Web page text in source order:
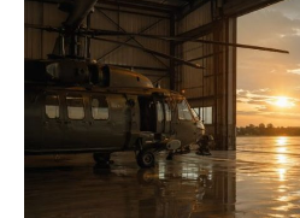
Jornal Patriotatambém se
valorização da informação
passaram a desconfiar de
padronizados e buscam
perspectivas alternativas sobre
Essa transformação ampliou o
especializados em cobertura